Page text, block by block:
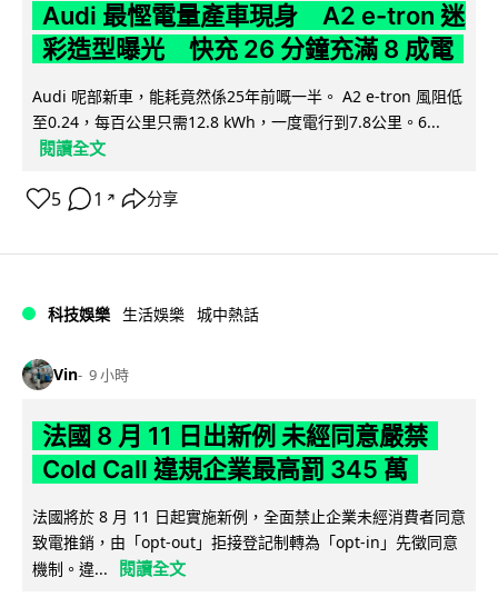
Audi 最慳電量產車現身 A2 e-tron 迷
彩造型曝光 快充 26 分鐘充滿 8 成電
Audi 呢部新車，能耗竟然係25年前嘅一半。 A2 e-tron 風阻低
至0.24，每百公里只需12.8 kWh，一度電行到7.8公里。6...
閱讀全文
5 1 ↗ 分享
科技娛樂 生活娛樂 城中熱話
Vin 9 小時
法國 8 月 11 日出新例 未經同意嚴禁
Cold Call 違規企業最高罰 345 萬
法國將於 8 月 11 日起實施新例，全面禁止企業未經消費者同意
致電推銷，由「opt-out」拒接登記制轉為「opt-in」先徵同意
機制。違...
閱讀全文